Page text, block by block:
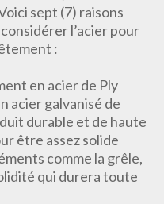
sept (7) raisons
l’acier pour
:
en acier de Ply
acier galvanisé de
durable et de haute
être assez solide
comme la grêle,
qui durera toute